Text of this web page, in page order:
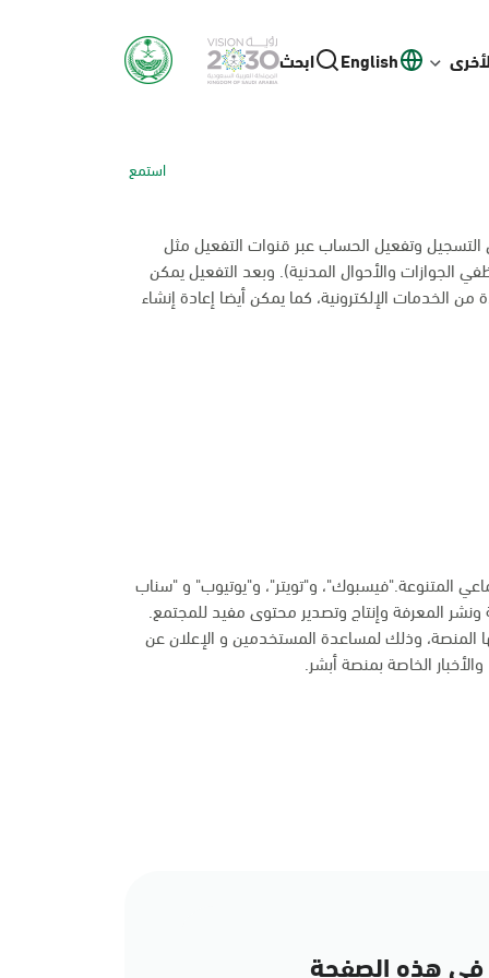
English ابحث
استمع
وتفعيل الحساب عبر قنوات التفعيل مثل
الجوازات والأحوال المدنية). وبعد التفعيل يمكن
الخدمات الإلكترونية، كما يمكن أيضا إعادة إنشاء
المتنوعة."فيسبوك"، و"تويتر"، و"يوتيوب" و "سناب
المعرفة وإنتاج وتصدير محتوى مفيد للمجتمع.
المنصة، وذلك لمساعدة المستخدمين و الإعلان عن
الخاصة بمنصة أبشر.
هذه الصفحة